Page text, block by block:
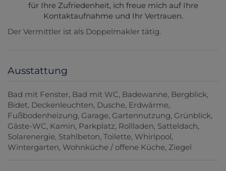
für Ihre Zufriedenheit, ich freue mich auf Ihre
Kontaktaufnahme und Ihr Vertrauen.
Der Vermittler ist als Doppelmakler tätig.
Ausstattung
Bad mit Fenster Bad mit WC Badewanne Bergblick
Bidet Deckenleuchten Dusche Erdwärme
Fußbodenheizung Garage Gartennutzung Grünblick
Gäste-WC Kamin Parkplatz Rollladen Satteldach
Solarenergie Stahlbeton Toilette Whirlpool
Wintergarten Wohnküche / offene Küche Ziegel